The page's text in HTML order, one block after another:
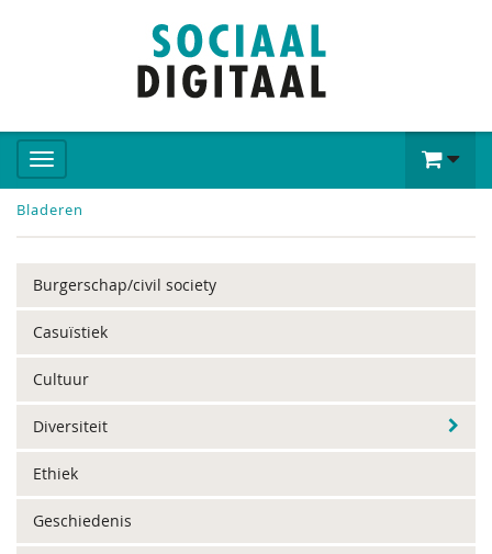
Bladeren
Burgerschap/civil society
Casuïstiek
Cultuur
Diversiteit
Ethiek
Geschiedenis